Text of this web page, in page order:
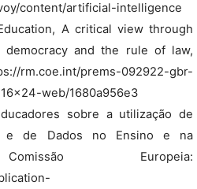
content/artificial-intelligence
A critical view through
and the rule of law,
rm.coe.int/prems-092922-gbr-
web/1680a956e3
sobre a utilização de
e de Dados no Ensino e na
Europeia: